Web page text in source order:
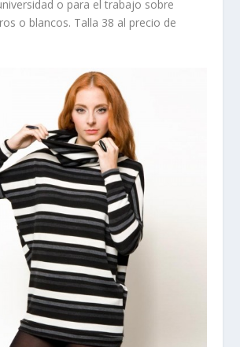
o para el trabajo sobre
o blancos. Talla 38 al precio de